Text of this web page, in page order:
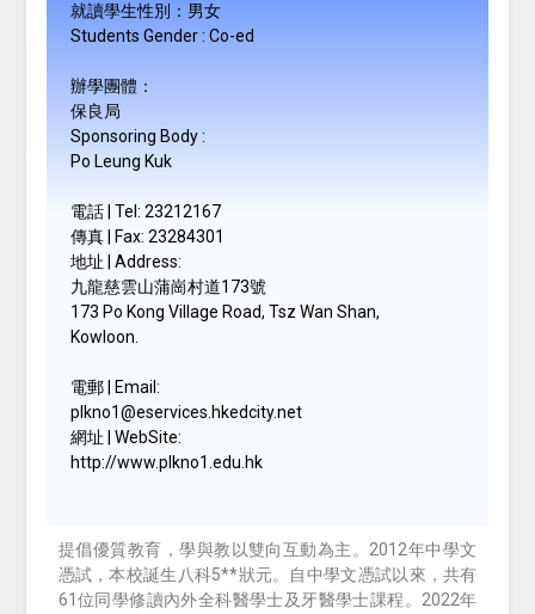
就讀學生性別：男女
Students Gender : Co-ed
辦學團體：
保良局
Sponsoring Body :
Po Leung Kuk
電話 | Tel: 23212167
傳真 | Fax: 23284301
地址 | Address:
九龍慈雲山蒲崗村道173號
173 Po Kong Village Road, Tsz Wan Shan,
Kowloon.
電郵 | Email:
plkno1@eservices.hkedcity.net
網址 | WebSite:
http://www.plkno1.edu.hk
提倡優質教育，學與教以雙向互動為主。2012年中學文
憑試，本校誕生八科5**狀元。自中學文憑試以來，共有
61位同學修讀內外全科醫學士及牙醫學士課程。2022年